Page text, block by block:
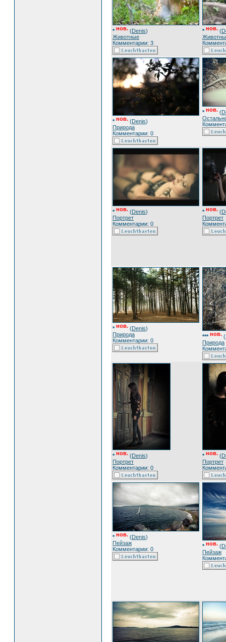
* нов. (Denis)
Животные
Комментарии: 3
* нов. (
* нов. (Denis)
Природа
Комментарии: 0
* нов. (
* нов. (Denis)
Портрет
Комментарии: 0
* нов. (
Портрет
* нов. (Denis)
Природа
Комментарии: 0
*** нов. (
Природа
* нов. (Denis)
Портрет
Комментарии: 0
* нов. (
Портрет
* нов. (Denis)
Пейзаж
Комментарии: 0
* нов. (
Пейзаж